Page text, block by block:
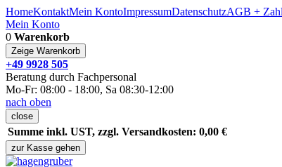
HomeKontaktMein KontoImpressumDatenschutzAGB +
Mein Konto
0 Warenkorb
Zeige Warenkorb
+49 9928 505
Beratung durch Fachpersonal
Mo-Fr: 08:00 - 18:00, Sa 08:30-12:00
nach oben
close
Summe inkl. UST, zzgl. Versandkosten: 0,00 €
zur Kasse gehen